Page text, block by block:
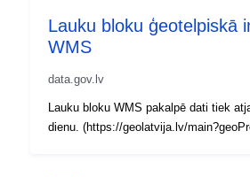
Identifikátory:
uriRef:
http://
3e89-
Lauku bloku ģeotelpiskā
WMS
data.gov.lv
Lauku bloku WMS pakalpē dati tiek
dienu. (https://geolatvija.lv/